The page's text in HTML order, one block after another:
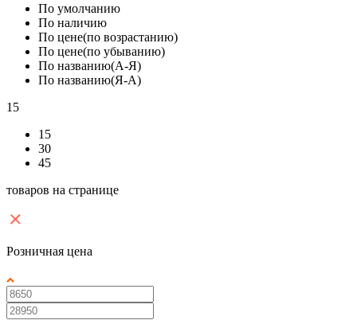
По умолчанию
По наличию
По цене(по возрастанию)
По цене(по убыванию)
По названию(А-Я)
По названию(Я-А)
15
15
30
45
товаров на странице
Розничная цена